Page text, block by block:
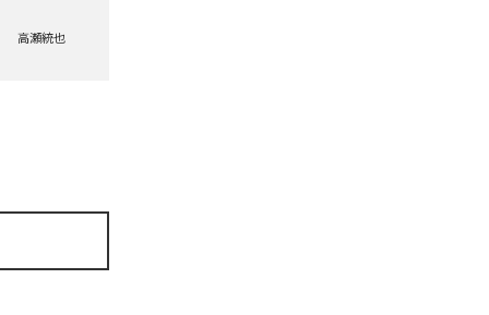
高瀬統也